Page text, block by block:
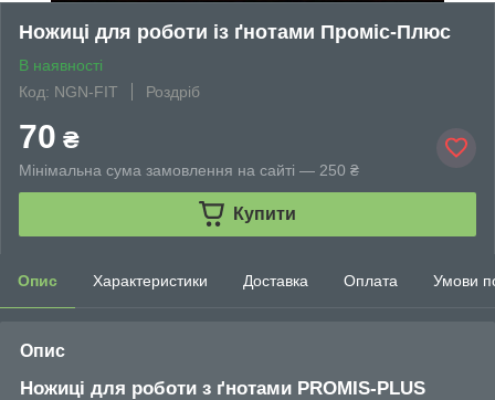
Ножиці для роботи із ґнотами Проміс-Плюс
В наявності
Код: NGN-FIT
Роздріб
70 ₴
Мінімальна сума замовлення на сайті — 250 ₴
Купити
Опис Характеристики Доставка Оплата Умови
Опис
Ножиці для роботи з ґнотами PROMIS-PLUS